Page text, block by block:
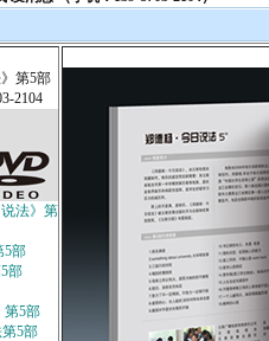
第5部
2104
法》第
5部
部
第5部
5部